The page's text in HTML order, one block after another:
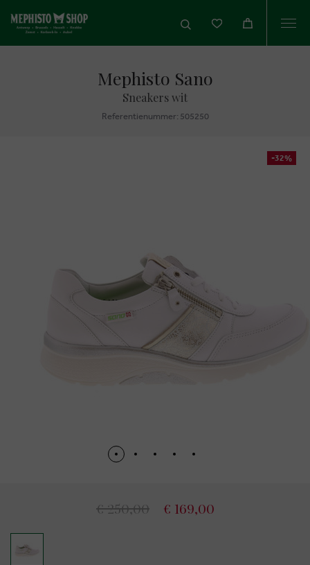
Mephisto Sano
Sneakers wit
Referentienummer: 505250
-32%
€ 250,00 € 169,00